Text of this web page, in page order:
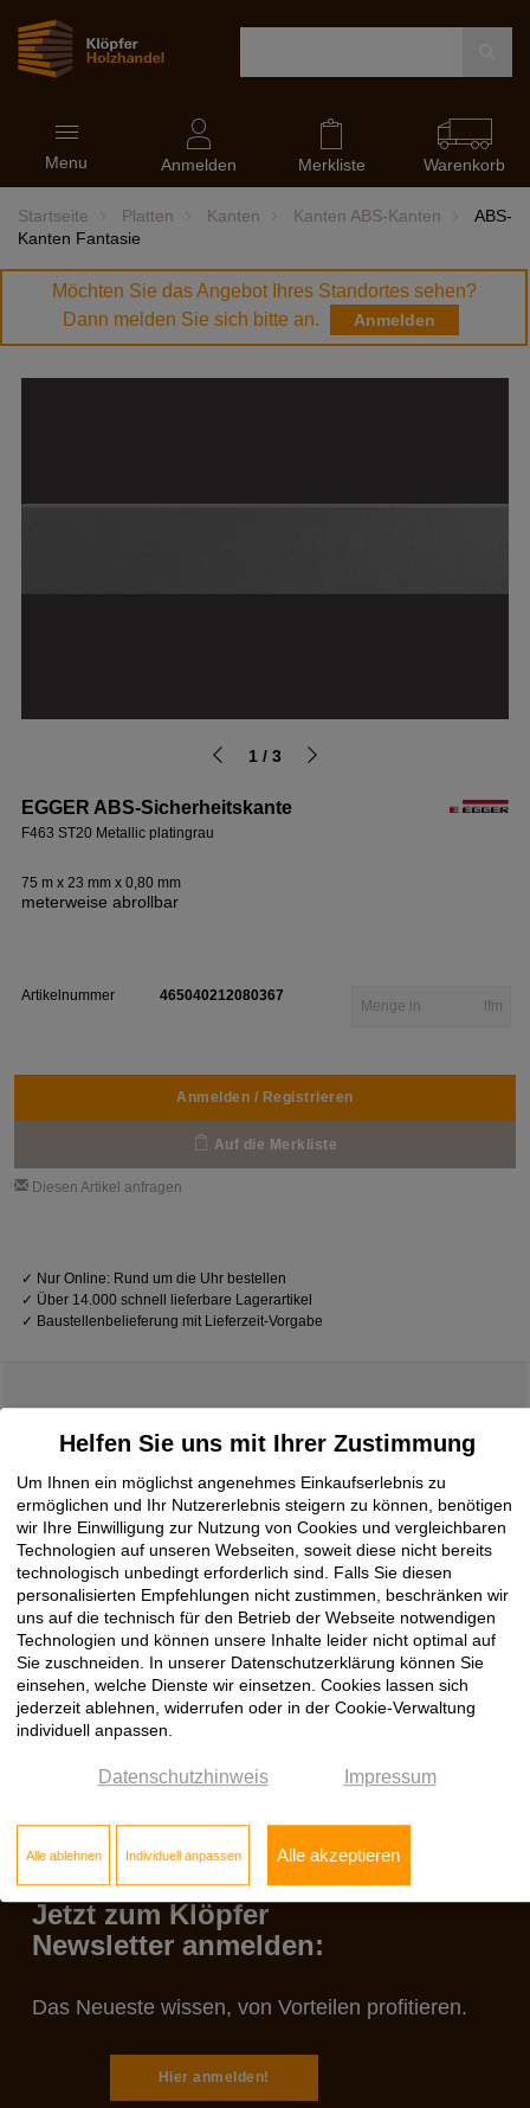
Navigation
ein-
und
ausblenden
Menu Anmelden Merkliste Warenkorb
Startseite Platten Kanten Kanten ABS-Kanten
ABS-
Kanten Fantasie
Möchten Sie das Angebot Ihres Standortes sehen?
Dann melden Sie sich bitte an.
Anmelden
1 / 3
EGGER ABS-Sicherheitskante
F463 ST20 Metallic platingrau
75 m x 23 mm x 0,80 mm
meterweise abrollbar
Artikelnummer 465040212080367
lfm
Anmelden / Registrieren
Auf die Merkliste
Diesen Artikel anfragen
✓ Nur Online: Rund um die Uhr bestellen
✓ Über 14.000 schnell lieferbare Lagerartikel
✓ Baustellenbelieferung mit Lieferzeit-Vorgabe
Downloads
technisches Datenblatt
EGGER Sicherheitskante ABS
19.05.2020
PDF
Verarbeitungshinweis
EGGER Sicherheitskante ABS
18.03.2019
PDF
Jetzt zum Klöpfer
Newsletter anmelden:
Das Neueste wissen, von Vorteilen profitieren.
Hier anmelden!
Helfen Sie uns mit Ihrer Zustimmung
Um Ihnen ein möglichst angenehmes Einkaufserlebnis zu
ermöglichen und Ihr Nutzererlebnis steigern zu können, benötigen
wir Ihre Einwilligung zur Nutzung von Cookies und vergleichbaren
Technologien auf unseren Webseiten, soweit diese nicht bereits
technologisch unbedingt erforderlich sind. Falls Sie diesen
personalisierten Empfehlungen nicht zustimmen, beschränken wir
uns auf die technisch für den Betrieb der Webseite notwendigen
Technologien und können unsere Inhalte leider nicht optimal auf
Sie zuschneiden. In unserer Datenschutzerklärung können Sie
einsehen, welche Dienste wir einsetzen. Cookies lassen sich
jederzeit ablehnen, widerrufen oder in der Cookie-Verwaltung
individuell anpassen.
Datenschutzhinweis Impressum
Alle ablehnen Individuell anpassen Alle akzeptieren